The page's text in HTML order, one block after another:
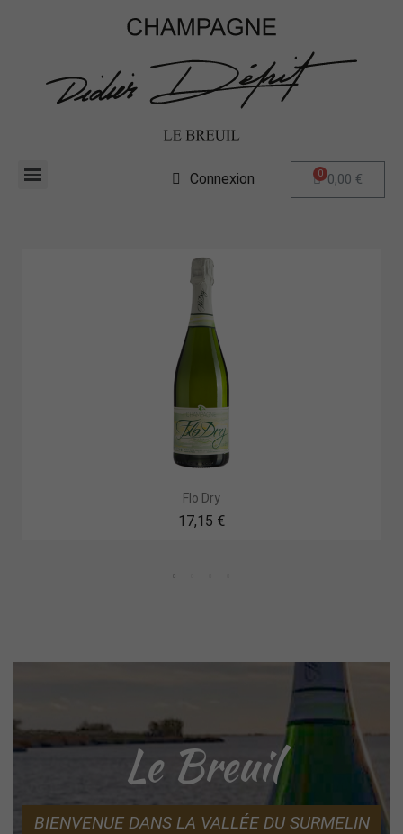
Connexion 0,00 €
Flo Dry
17,15 €
Le Breuil
BIENVENUE DANS LA VALLÉE DU SURMELIN